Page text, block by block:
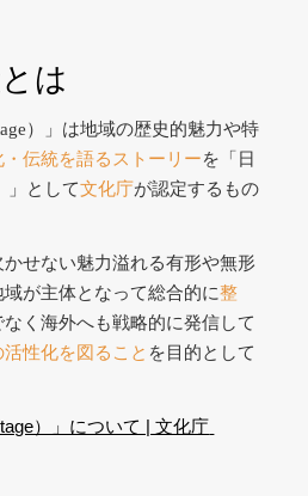
は
）」は地域の歴史的魅力や特
伝統を語るストーリーを「日
」として文化庁が認定するもの
せない魅力溢れる有形や無形
が主体となって総合的に整
なく海外へも戦略的に発信して
活性化を図ること を目的として
）」について | 文化庁